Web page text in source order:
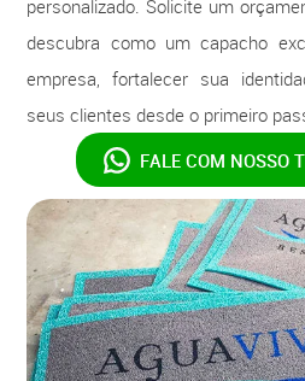
personalizado. Solicite um
descubra como um capacho
empresa, fortalecer sua
seus clientes desde o primeiro
FALE COM NOSSO